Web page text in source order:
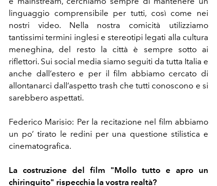
linguaggio comprensibile per tutti, così come nei
nostri video. Nella nostra comicità utilizziamo
tantissimi termini inglesi e stereotipi legati alla cultura
meneghina, del resto la città è sempre sotto ai
riflettori. Sui social media siamo seguiti da tutta Italia e
anche dall’estero e per il film abbiamo cercato di
allontanarci dall’aspetto trash che tutti conoscono e si
sarebbero aspettati.
Federico Marisio: Per la recitazione nel film abbiamo
un po’ tirato le redini per una questione stilistica e
cinematografica.
La costruzione del film "Mollo tutto e apro un
chiringuito" rispecchia la vostra realtà?